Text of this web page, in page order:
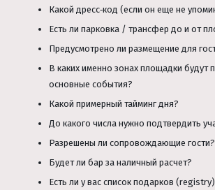
Какой дресс‑код (если он еще не
Есть ли парковка / трансфер до и от
Предусмотрено ли размещение для
В каких именно зонах площадки будут
основные события?
Какой примерный тайминг дня?
До какого числа нужно подтвердить
Разрешены ли сопровождающие
Будет ли бар за наличный расчет?
Есть ли у вас список подарков